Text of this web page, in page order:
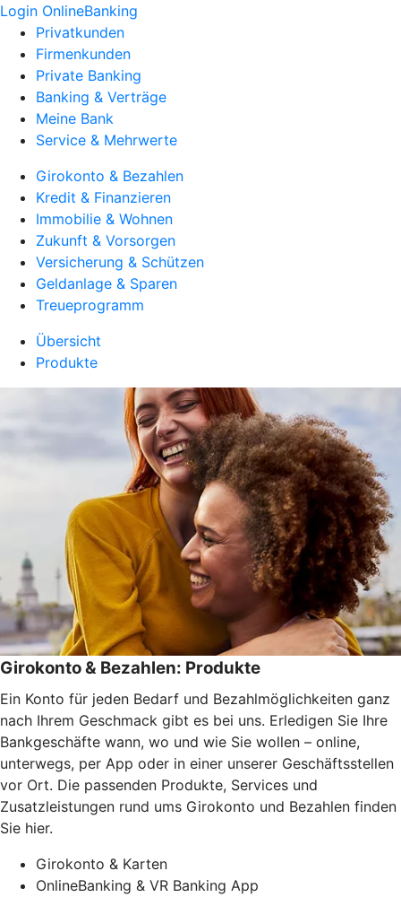
Login OnlineBanking
Privatkunden
Firmenkunden
Private Banking
Banking & Verträge
Meine Bank
Service & Mehrwerte
Girokonto & Bezahlen
Kredit & Finanzieren
Immobilie & Wohnen
Zukunft & Vorsorgen
Versicherung & Schützen
Geldanlage & Sparen
Treueprogramm
Übersicht
Produkte
Girokonto & Bezahlen: Produkte
Ein Konto für jeden Bedarf und Bezahlmöglichkeiten ganz
nach Ihrem Geschmack gibt es bei uns. Erledigen Sie Ihre
Bankgeschäfte wann, wo und wie Sie wollen – online,
unterwegs, per App oder in einer unserer Geschäftsstellen
vor Ort. Die passenden Produkte, Services und
Zusatzleistungen rund ums Girokonto und Bezahlen finden
Sie hier.
Girokonto & Karten
OnlineBanking & VR Banking App